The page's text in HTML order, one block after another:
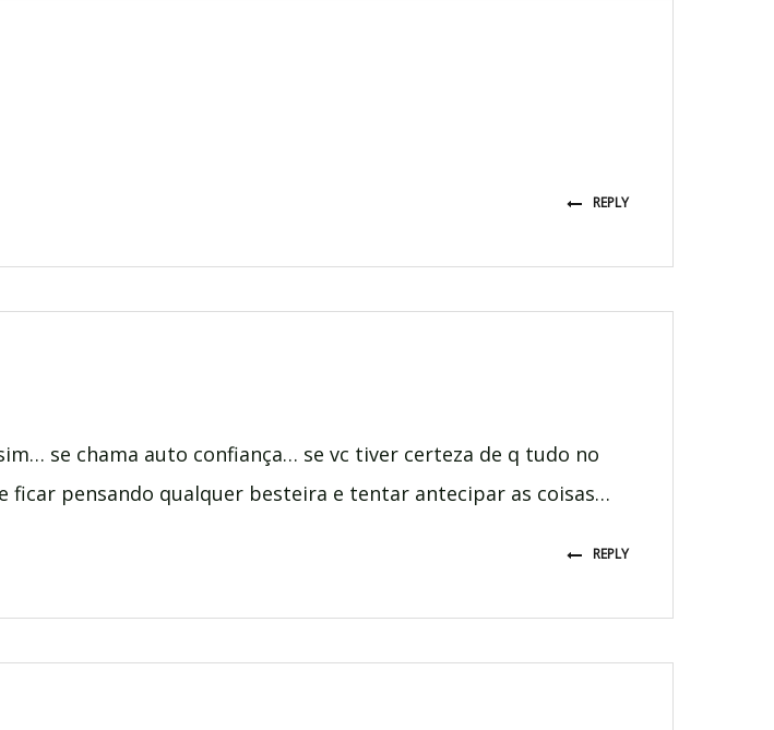
REPLY
se chama auto confiança… se vc tiver certeza de q tudo no
ficar pensando qualquer besteira e tentar antecipar as coisas…
REPLY